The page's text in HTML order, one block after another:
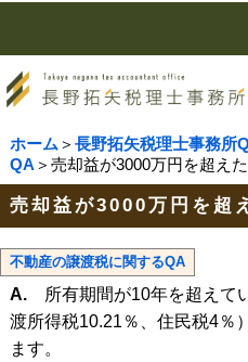
ホーム ＞ 長野拓矢税理士事務所
QA ＞売却益が3000万円を超え
売却益が3000万円を超
不動産の譲渡税に関するQA
A.所有期間が10年を超えて
渡所得税10.21％、住民税4％
ます。